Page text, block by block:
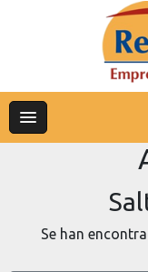
Se han